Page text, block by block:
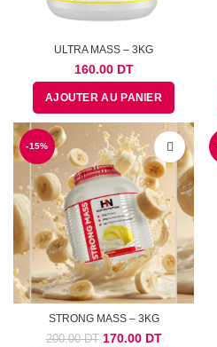
ULTRA MASS – 3KG
160.00DT
AJOUTER AU PANIER
-15%
STRONG MASS – 3KG
200.00DT Le
170.00DTLe